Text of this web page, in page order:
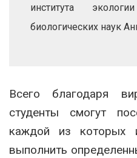
института
биологических наук
Всего благодаря
студенты смогут
каждой из которых
выполнить